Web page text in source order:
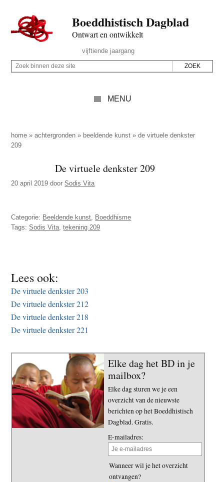
naar
de
inhoud
secondary
naar
de
sidebar
naar
de
Boeddhistisch Dagblad
Ontwart en ontwikkelt
Rechts
vijftiende jaargang
Z
p
d
z
i
t
Z
i
n
n
z
t
e
MENU
home »achtergronden » beeldende kunst »de virtuele denkster
209
De virtuele denkster 209
20 april 2019 doorSodis Vita
Categorie: Beeldende kunst Boeddhisme
Tags:Sodis Vita ,tekening 209
Lees ook:
De virtuele denkster 203
De virtuele denkster 212
De virtuele denkster 218
De virtuele denkster 221
Elke dag het BD in je
mailbox?
Elke dag sturen we je een
overzicht van de nieuwste
berichten op het Boeddhistisch
Dagblad. Gratis.
E-mailadres:
Wanneer wil je het overzicht
ontvangen?